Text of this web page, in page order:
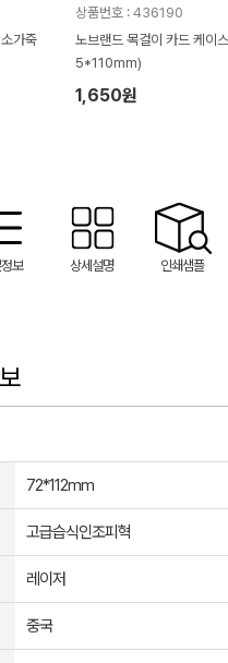
가죽
상품번호 : 436190
노브랜드 목걸이 카드 케이
5*110mm)
1,650원
보 상세설명 인쇄샘플
72*112mm
고급습식인조피혁
레이저
중국